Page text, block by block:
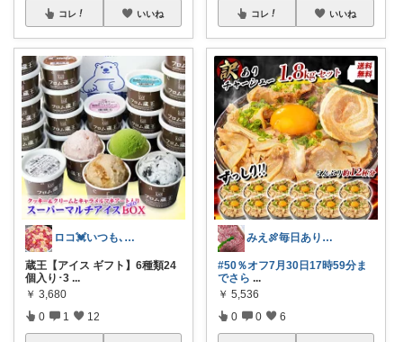
コレ いいね
ロコ💓いつも､ありがとう😀🙇‍♀
蔵王【アイス ギフト】6種類24
個入り･3 ...
￥ 3,680
0 1 12
コレ いいね
みえ🍖毎日ありがとう🐟️
#50％オフ7月30日17時59分ま
でさら ...
￥ 5,536
0 0 6